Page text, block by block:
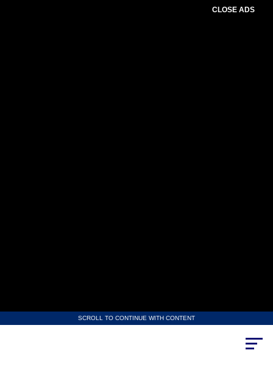
CLOSE ADS
SCROLL TO CONTINUE WITH CONTENT